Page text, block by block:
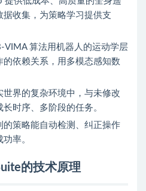
收集，为策略学习提供支
VIMA 算法用机器人的运动学层
的依赖关系，用多模态感知数
世界的复杂环境中，与未修改
时序、多阶段的任务。
的策略能自动检测、纠正操作
率。
的技术原理